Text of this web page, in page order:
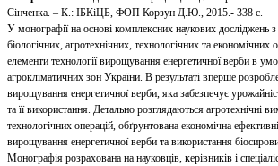
Сінченка. – К.: ІБКіЦБ, ФОП Корзун Д.Ю., 2015.- 338 с.
У монографії на основі комплексних наукових досліджень
біологічних, агротехнічних, технологічних та економічних
елементи технології вирощування енергетичної верби в
агрокліматичних зон України. В результаті вперше
вирощування енергетичної верби, яка забезпечує
та її використання. Детально розглядаються агротехнічні
технологічних операцій, обґрунтована економічна
вирощування енергетичної верби та використання
Монографія розрахована на науковців, керівників і